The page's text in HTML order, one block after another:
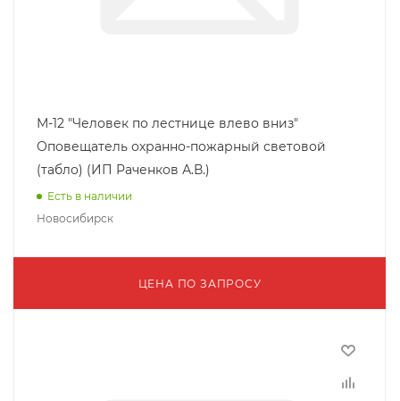
М-12 "Человек по лестнице влево вниз"
Оповещатель охранно-пожарный световой
(табло) (ИП Раченков А.В.)
Есть в наличии
Новосибирск
ЦЕНА ПО ЗАПРОСУ